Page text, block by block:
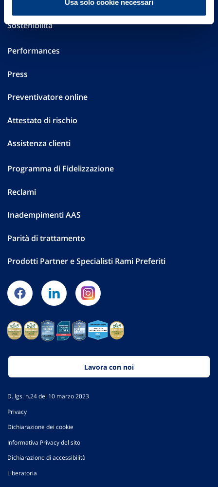
Usa solo cookie necessari
Altre informazioni
Sostenibilità
Performances
Press
Preventivatore online
Attestato di rischio
Assistenza clienti
Programma di Fidelizzazione
Reclami
Inadempimenti AAS
Parità di trattamento
Prodotti Partner e Specialisti Rami Preferiti
Lavora con noi
D. lgs. n.24 del 10 marzo 2023
Privacy
Dichiarazione dei cookie
Informativa Privacy del sito
Dichiarazione di accessibilità
Liberatoria